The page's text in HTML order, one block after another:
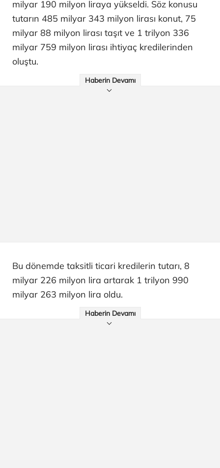
milyar 190 milyon liraya yükseldi. Söz konusu
tutarın 485 milyar 343 milyon lirası konut, 75
milyar 88 milyon lirası taşıt ve 1 trilyon 336
milyar 759 milyon lirası ihtiyaç kredilerinden
oluştu.
Haberin Devamı
Bu dönemde taksitli ticari kredilerin tutarı, 8
milyar 226 milyon lira artarak 1 trilyon 990
milyar 263 milyon lira oldu.
Haberin Devamı